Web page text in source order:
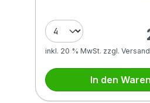
inkl. 20 % MwSt. zzgl. Versand
In den